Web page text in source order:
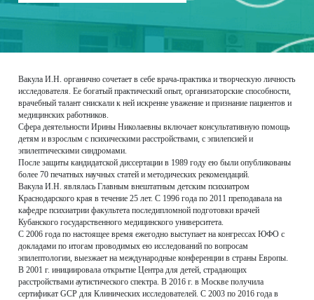
Вакула И.Н. органично сочетает в себе врача-практика и творческую личность
исследователя. Ее богатый практический опыт, организаторские способности,
врачебный талант снискали к ней искренне уважение и признание пациентов и
медицинских работников.
Сфера деятельности Ирины Николаевны включает консультативную помощь
детям и взрослым с психическими расстройствами, с эпилепсией и
эпилептическими синдромами.
После защиты кандидатской диссертации в 1989 году ею были опубликованы
более 70 печатных научных статей и методических рекомендаций.
Вакула И.Н. являлась Главным внештатным детским психиатром
Краснодарского края в течение 25 лет. С 1996 года по 2011 преподавала на
кафедре психиатрии факультета последипломной подготовки врачей
Кубанского государственного медицинского университета.
С 2006 года по настоящее время ежегодно выступает на конгрессах ЮФО с
докладами по итогам проводимых ею исследований по вопросам
эпилептологии, выезжает на международные конференции в страны Европы.
В 2001 г. инициировала открытие Центра для детей, страдающих
расстройствами аутистического спектра. В 2016 г. в Москве получила
сертификат GCP для Клинических исследователей. С 2003 по 2016 года в